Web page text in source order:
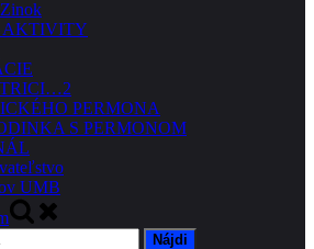
AKTIVITY
PERMONA
S PERMONOM
UMB